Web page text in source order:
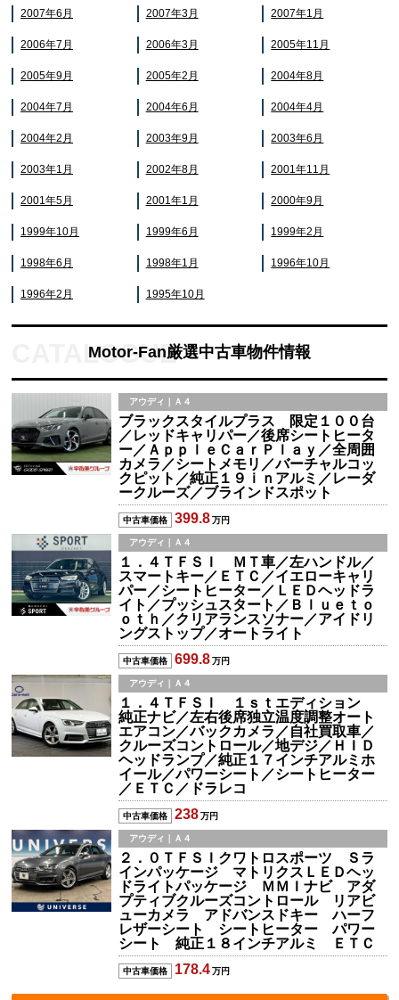
2007年6月 2007年3月 2007年1月
2006年7月 2006年3月 2005年11月
2005年9月 2005年2月 2004年8月
2004年7月 2004年6月 2004年4月
2004年2月 2003年9月 2003年6月
2003年1月 2002年8月 2001年11月
2001年5月 2001年1月 2000年9月
1999年10月 1999年6月 1999年2月
1998年6月 1998年1月 1996年10月
1996年2月 1995年10月
Motor-Fan厳選中古車物件情報
アウディ｜Ａ４
ブラックスタイルプラス 限定１００台
／レッドキャリパー／後席シートヒータ
ー／ＡｐｐｌｅＣａｒＰｌａｙ／全周囲
カメラ／シートメモリ／バーチャルコッ
クピット／純正１９ｉｎアルミ／レーダ
ークルーズ／ブラインドスポット
中古車価格 399.8万円
アウディ｜Ａ４
１．４ＴＦＳＩ ＭＴ車／左ハンドル／
スマートキー／ＥＴＣ／イエローキャリ
パー／シートヒーター／ＬＥＤヘッドラ
イト／プッシュスタート／Ｂｌｕｅｔｏ
ｏｔｈ／クリアランスソナー／アイドリ
ングストップ／オートライト
中古車価格 699.8万円
アウディ｜Ａ４
１．４ＴＦＳＩ １ｓｔエディション
純正ナビ／左右後席独立温度調整オート
エアコン／バックカメラ／自社買取車／
クルーズコントロール／地デジ／ＨＩＤ
ヘッドランプ／純正１７インチアルミホ
イール／パワーシート／シートヒーター
／ＥＴＣ／ドラレコ
中古車価格 238万円
アウディ｜Ａ４
２．０ＴＦＳＩクワトロスポーツ Ｓラ
インパッケージ マトリクスＬＥＤヘッ
ドライトパッケージ ＭＭＩナビ アダ
プティブクルーズコントロール リアビ
ューカメラ アドバンスドキー ハーフ
レザーシート シートヒーター パワー
シート 純正１８インチアルミ ＥＴＣ
中古車価格 178.4万円